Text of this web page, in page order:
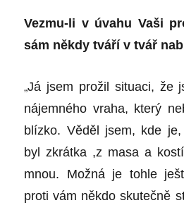
Vezmu-li v úvahu Vaši
sám někdy tváří v tvář
„Já jsem prožil situaci, že
nájemného vraha, který
blízko. Věděl jsem, kde
byl zkrátka ,z masa a
mnou. Možná je tohle
proti vám někdo skutečně